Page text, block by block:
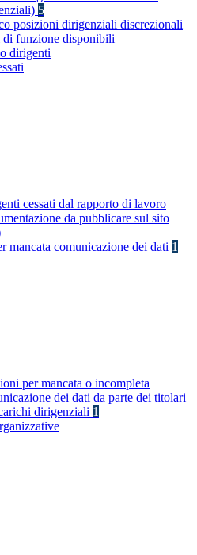
5
posizioni dirigenziali discrezionali
di funzione disponibili
dirigenti
cessati dal rapporto di lavoro
da pubblicare sul sito
mancata comunicazione dei dati 1
per mancata o incompleta
dei dati da parte dei titolari
dirigenziali 1